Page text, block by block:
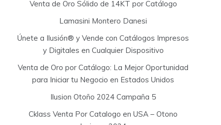
Venta de Oro Sólido de 14KT por Catálogo
Lamasini Montero Danesi
Únete a Ilusión® y Vende con Catálogos Impresos
y Digitales en Cualquier Dispositivo
Venta de Oro por Catálogo: La Mejor Oportunidad
para Iniciar tu Negocio en Estados Unidos
Ilusion Otoño 2024 Campaña 5
Cklass Venta Por Catalogo en USA – Otono